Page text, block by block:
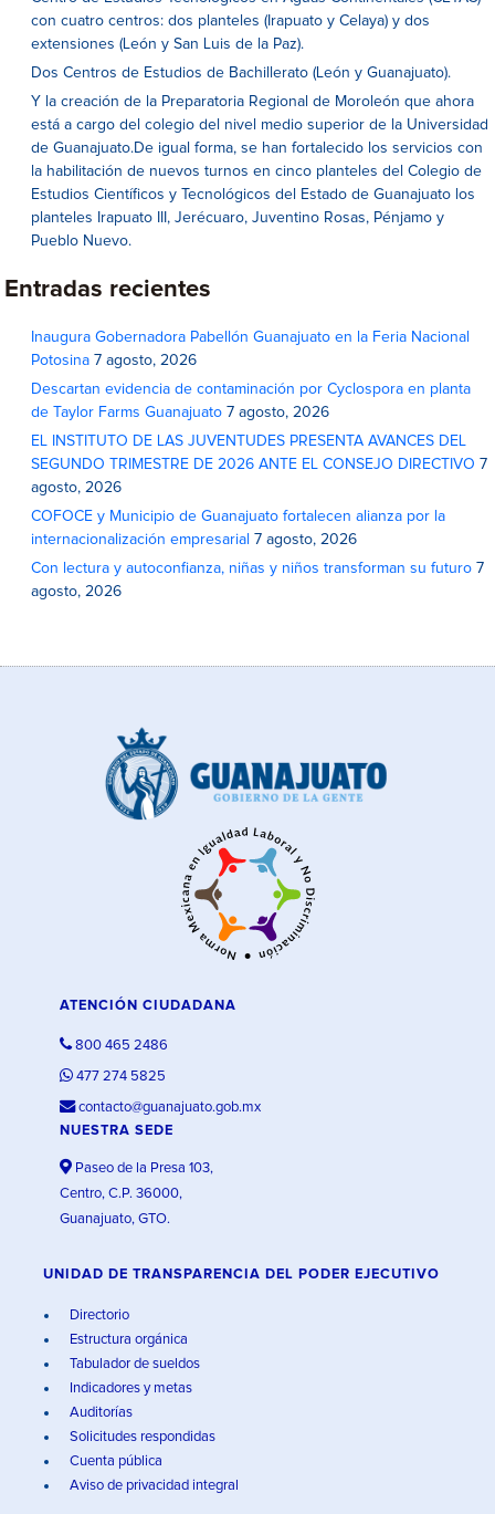
con cuatro centros: dos planteles (Irapuato y Celaya) y dos
extensiones (León y San Luis de la Paz).
Dos Centros de Estudios de Bachillerato (León y Guanajuato).
Y la creación de la Preparatoria Regional de Moroleón que ahora
está a cargo del colegio del nivel medio superior de la Universidad
de Guanajuato.De igual forma, se han fortalecido los servicios con
la habilitación de nuevos turnos en cinco planteles del Colegio de
Estudios Científicos y Tecnológicos del Estado de Guanajuato los
planteles Irapuato III, Jerécuaro, Juventino Rosas, Pénjamo y
Pueblo Nuevo.
Entradas recientes
Inaugura Gobernadora Pabellón Guanajuato en la Feria Nacional
Potosina 7 agosto, 2026
Descartan evidencia de contaminación por Cyclospora en planta
de Taylor Farms Guanajuato 7 agosto, 2026
EL INSTITUTO DE LAS JUVENTUDES PRESENTA AVANCES DEL
SEGUNDO TRIMESTRE DE 2026 ANTE EL CONSEJO DIRECTIVO 7
agosto, 2026
COFOCE y Municipio de Guanajuato fortalecen alianza por la
internacionalización empresarial 7 agosto, 2026
Con lectura y autoconfianza, niñas y niños transforman su futuro 7
agosto, 2026
ATENCIÓN CIUDADANA
800 465 2486
477 274 5825
contacto@guanajuato.gob.mx
NUESTRA SEDE
Paseo de la Presa 103,
Centro, C.P. 36000,
Guanajuato, GTO.
UNIDAD DE TRANSPARENCIA DEL PODER EJECUTIVO
Directorio
Estructura orgánica
Tabulador de sueldos
Indicadores y metas
Auditorías
Solicitudes respondidas
Cuenta pública
Aviso de privacidad integral